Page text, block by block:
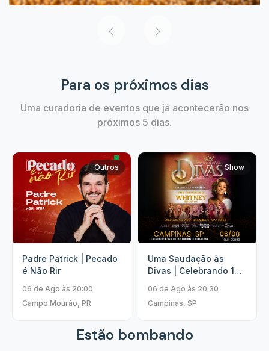
Para os próximos dias
Uma curadoria de eventos que já acontecerão nos
próximos 5 dias.
Outros
Padre Patrick | Pecado
é Não Rir
06 de Ago às 20:00
Campo Mourão, PR
Show
Uma Saudação às
Divas | Celebrando 10
06 de Ago às 20:30
Campinas, SP
Estão bombando